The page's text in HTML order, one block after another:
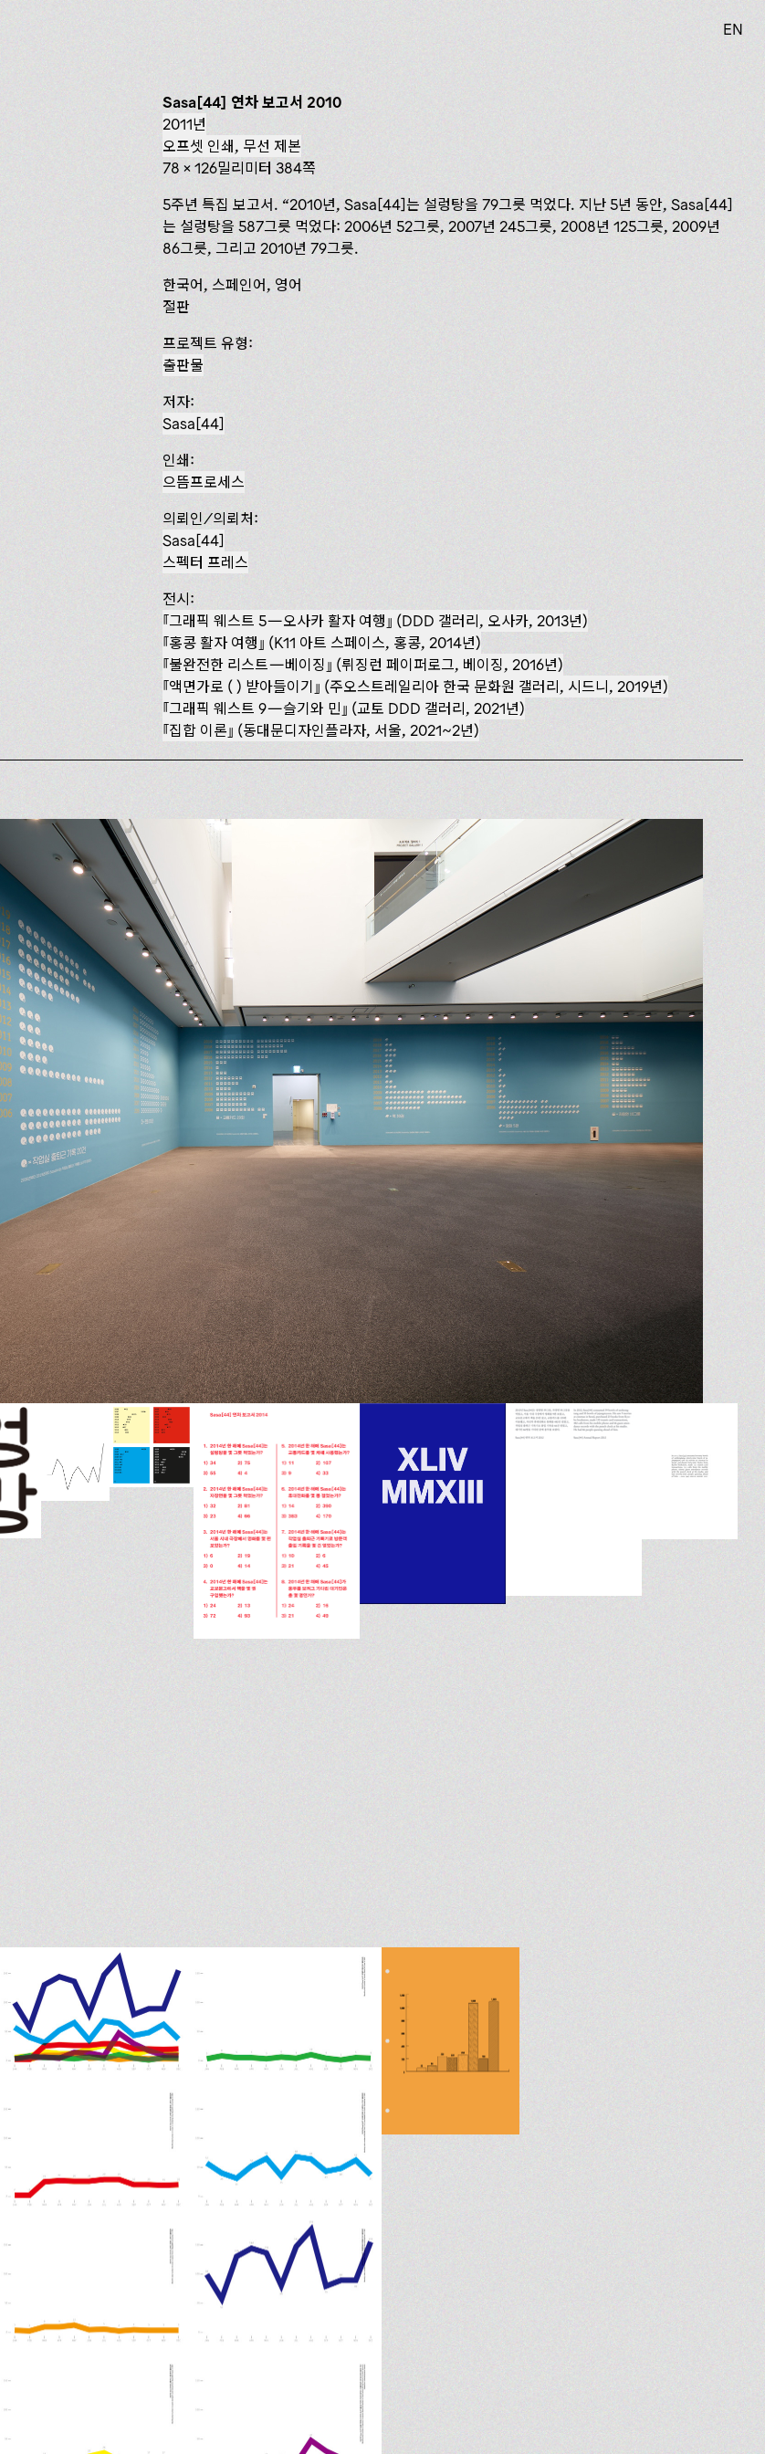
EN
Sasa[44] 연차 보고서 2010
2011년
오프셋 인쇄, 무선 제본
78 x 126밀리미터 384쪽
5주년 특집 보고서. “2010년, Sasa[44]는 설렁탕을 79그릇 먹었다. 지난 5년 동안, Sasa[44]
는 설렁탕을 587그릇 먹었다: 2006년 52그릇, 2007년 245그릇, 2008년 125그릇, 2009년
86그릇, 그리고 2010년 79그릇.
한국어, 스페인어, 영어
절판
프로젝트 유형:
출판물
저자:
Sasa[44]
인쇄:
으뜸프로세스
의뢰인/의뢰처:
Sasa[44]
스펙터 프레스
전시:
『그래픽 웨스트 5—오사카 활자 여행』 (DDD 갤러리, 오사카, 2013년)
『홍콩 활자 여행』 (K11 아트 스페이스, 홍콩, 2014년)
『불완전한 리스트—베이징』 (뤼징런 페이퍼로그, 베이징, 2016년)
액면가로 ( ) 받아들이기
(주오스트레일리아 한국 문화원 갤러리, 시드니, 2019년)
『그래픽 웨스트 9—슬기와 민』 (교토 DDD 갤러리, 2021년)
집합 이론
(동대문디자인플라자, 서울, 2021~2년)